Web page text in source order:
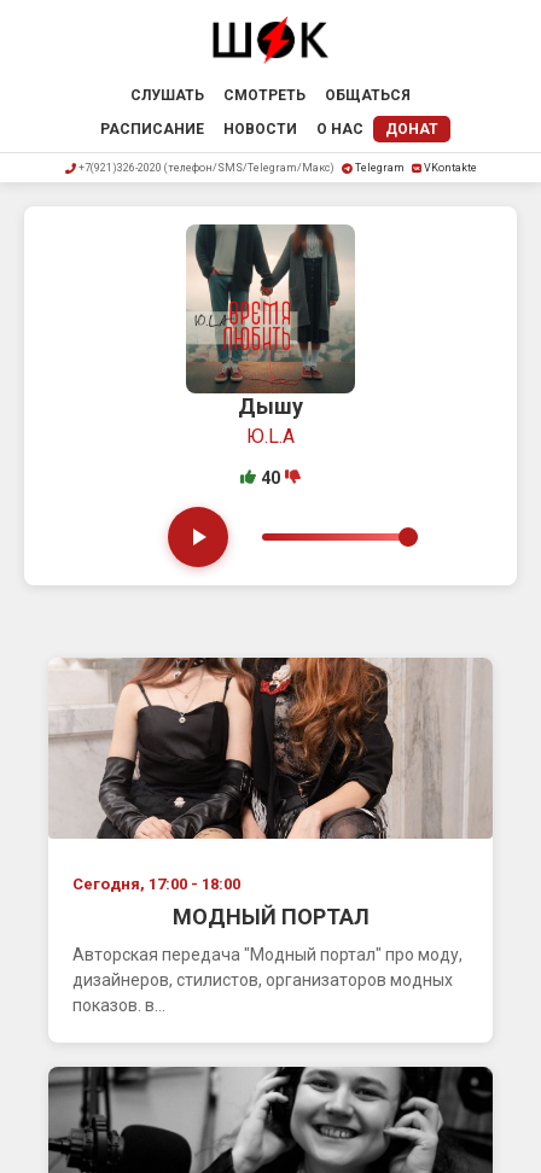
СЛУШАТЬ СМОТРЕТЬ
ОБЩАТЬСЯ
РАСПИСАНИЕ
НОВОСТИ О НАС ДОНАТ
+7(921)326-2020 (телефон/SMS/Telegram/Макс) Telegram VKontakte
Дышу
Ю.L.А
40
Сегодня, 17:00 - 18:00
МОДНЫЙ ПОРТАЛ
Авторская передача "Модный портал" про моду,
дизайнеров, стилистов, организаторов модных
показов. в...